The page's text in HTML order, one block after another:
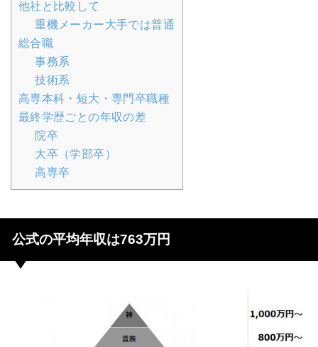
他社と比較して
重機メーカー大手では普通
総合職
事務系
技術系
高専本科・短大・専門卒職種
最終学歴ごとの年収の差
院卒
大卒（学部卒）
高専卒
公式の平均年収は763万円